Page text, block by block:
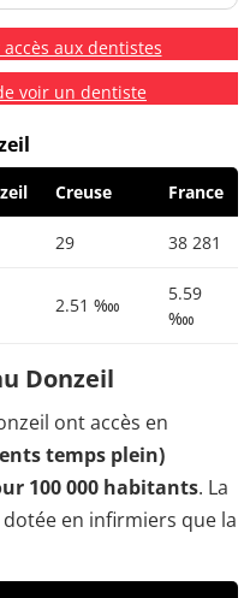
aux dentistes
voir un dentiste
Creuse France
29 38 281
2.51 ‱
5.59
‱
Donzeil
ont accès en
temps plein)
100 000 habitants. La
en infirmiers que la